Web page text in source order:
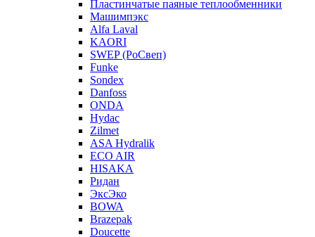
Пластинчатые паяные теплообменники
Машимпэкс
Alfa Laval
KAORI
SWEP (РоСвеп)
Funke
Sondex
Danfoss
ONDA
Hydac
Zilmet
ASA Hydralik
ECO AIR
HISAKA
Ридан
ЭксЭко
BOWA
Brazepak
Doucette